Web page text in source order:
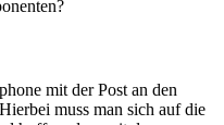
mit der Post an den
muss man sich auf die